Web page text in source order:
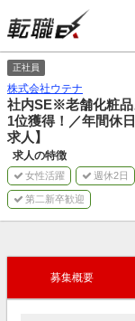
正社員
株式会社ウテナ
社内SE※老舗化粧品
1位獲得！／年間休
求人】
求人の特徴
女性活躍 週休2日
第二新卒歓迎
募集概要